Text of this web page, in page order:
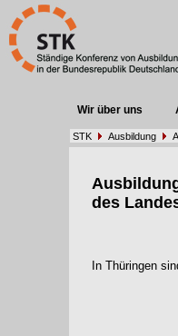
Wir über uns
STK Ausbildung
des
In Thüringen